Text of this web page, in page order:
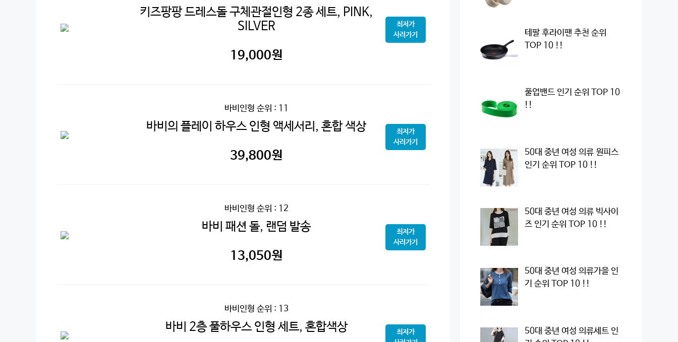
키즈팡팡 드레스돌 구체관절인형 2종 세트, PINK,
SILVER
19,000원
최저가
사러가기
바비인형 순위 : 11
바비의 플레이 하우스 인형 액세서리, 혼합 색상
39,800원
최저가
사러가기
바비인형 순위 : 12
바비 패션 돌, 랜덤 발송
13,050원
최저가
사러가기
바비인형 순위 : 13
바비 2층 풀하우스 인형 세트, 혼합색상
최저가
테팔 후라이팬 추천 순위
TOP 10 !!
풀업밴드 인기 순위 TOP 10
!!
50대 중년 여성 의류 원피스
인기 순위 TOP 10 !!
50대 중년 여성 의류 빅사이
즈 인기 순위 TOP 10 !!
50대 중년 여성 의류가을 인
기 순위 TOP 10 !!
50대 중년 여성 의류세트 인